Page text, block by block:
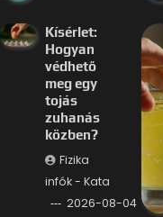
Kísérlet:
Hogyan
védhető
meg egy
tojás
zuhanás
közben?
Fizika
infók - Kata
2026-08-04